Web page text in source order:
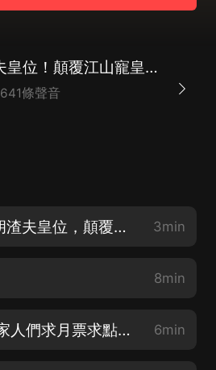
截胡渣夫皇位！顛覆江山寵皇叔 | 古言宅鬥宮鬥
641條聲音
000《重生后截胡渣夫皇位，顛覆江山寵皇叔》預告片，求月票！求讚！求五星好評哦！ 3min
8min
002 毒挖雙眼，家人們求月票求點讚求五星好評吧！ 6min